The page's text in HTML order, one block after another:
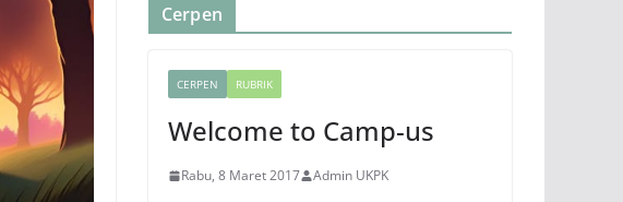
Cerpen
CERPEN RUBRIK
Welcome to Camp-us
Rabu, 8 Maret 2017 Admin UKPK